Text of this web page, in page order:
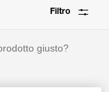
Filtro
giusto?